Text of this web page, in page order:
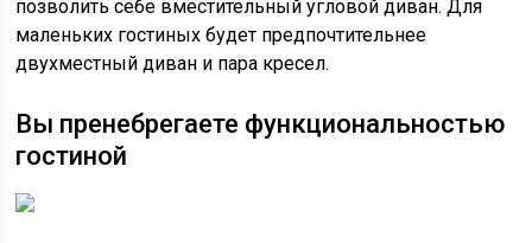
позволить себе вместительный угловой диван. Для
маленьких гостиных будет предпочтительнее
двухместный диван и пара кресел.
Вы пренебрегаете функциональностью
гостиной